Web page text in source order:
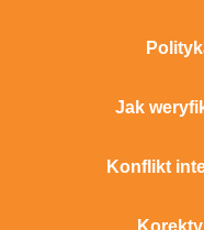
Jak
Konflikt